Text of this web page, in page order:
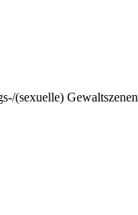
(sexuelle) Gewaltszenen